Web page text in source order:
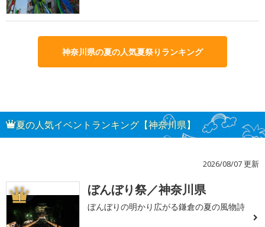
神奈川県の夏の人気夏祭りランキング
夏の人気イベントランキング【神奈川県】
2026/08/07 更新
1 ぼんぼり祭／神奈川県
ぼんぼりの明かり広がる鎌倉の夏の風物詩